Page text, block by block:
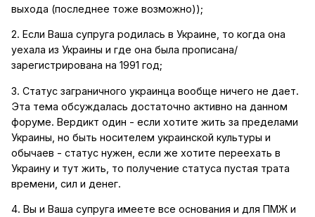
выхода (последнее тоже возможно));
2. Если Ваша супруга родилась в Украине, то когда она
уехала из Украины и где она была прописана/
зарегистрирована на 1991 год;
3. Статус заграничного украинца вообще ничего не дает.
Эта тема обсуждалась достаточно активно на данном
форуме. Вердикт один - если хотите жить за пределами
Украины, но быть носителем украинской культуры и
обычаев - статус нужен, если же хотите переехать в
Украину и тут жить, то получение статуса пустая трата
времени, сил и денег.
4. Вы и Ваша супруга имеете все основания и для ПМЖ и